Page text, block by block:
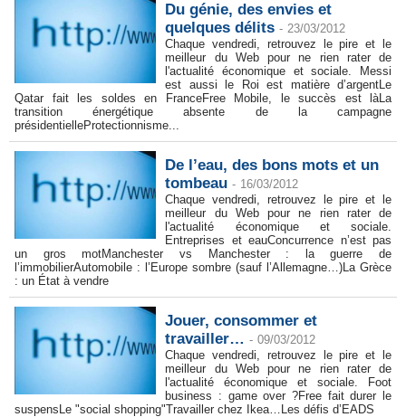
Du génie, des envies et
quelques délits - 23/03/2012
Chaque vendredi, retrouvez le pire et le
meilleur du Web pour ne rien rater de
l'actualité économique et sociale. Messi
est aussi le Roi est matière d’argentLe
Qatar fait les soldes en FranceFree Mobile, le succès est làLa
transition énergétique absente de la campagne
présidentielleProtectionnisme...
De l’eau, des bons mots et un
tombeau - 16/03/2012
Chaque vendredi, retrouvez le pire et le
meilleur du Web pour ne rien rater de
l'actualité économique et sociale.
Entreprises et eauConcurrence n’est pas
un gros motManchester vs Manchester : la guerre de
l’immobilierAutomobile : l’Europe sombre (sauf l’Allemagne…)La Grèce
: un État à vendre
Jouer, consommer et
travailler… - 09/03/2012
Chaque vendredi, retrouvez le pire et le
meilleur du Web pour ne rien rater de
l'actualité économique et sociale. Foot
business : game over ?Free fait durer le
suspensLe "social shopping"Travailler chez Ikea…Les défis d’EADS